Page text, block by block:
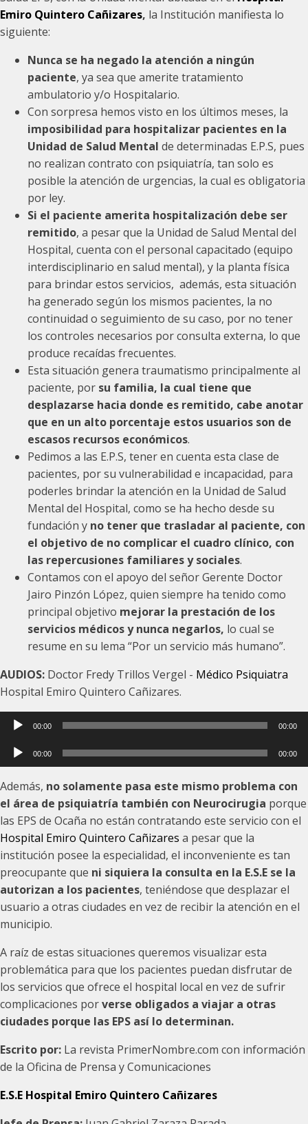
Emiro Quintero Cañizares, la Institución manifiesta lo
siguiente:
Nunca se ha negado la atención a ningún
paciente, ya sea que amerite tratamiento
ambulatorio y/o Hospitalario.
Con sorpresa hemos visto en los últimos meses, la
imposibilidad para hospitalizar pacientes en la
Unidad de Salud Mental de determinadas E.P.S, pues
no realizan contrato con psiquiatría, tan solo es
posible la atención de urgencias, la cual es obligatoria
por ley.
Si el paciente amerita hospitalización debe ser
remitido, a pesar que la Unidad de Salud Mental del
Hospital, cuenta con el personal capacitado (equipo
interdisciplinario en salud mental), y la planta física
para brindar estos servicios, además, esta situación
ha generado según los mismos pacientes, la no
continuidad o seguimiento de su caso, por no tener
los controles necesarios por consulta externa, lo que
produce recaídas frecuentes.
Esta situación genera traumatismo principalmente al
paciente, por su familia, la cual tiene que
desplazarse hacia donde es remitido, cabe anotar
que en un alto porcentaje estos usuarios son de
escasos recursos económicos.
Pedimos a las E.P.S, tener en cuenta esta clase de
pacientes, por su vulnerabilidad e incapacidad, para
poderles brindar la atención en la Unidad de Salud
Mental del Hospital, como se ha hecho desde su
fundación y no tener que trasladar al paciente, con
el objetivo de no complicar el cuadro clínico, con
las repercusiones familiares y sociales.
Contamos con el apoyo del señor Gerente Doctor
Jairo Pinzón López, quien siempre ha tenido como
principal objetivo mejorar la prestación de los
servicios médicos y nunca negarlos, lo cual se
resume en su lema “Por un servicio más humano”.
AUDIOS: Doctor Fredy Trillos Vergel - Médico Psiquiatra
Hospital Emiro Quintero Cañizares.
Reproductor
audio
00:00 00:00
Reproductor
de
audio
00:00 00:00
Además, no solamente pasa este mismo problema con
el área de psiquiatría también con Neurocirugia porque
las EPS de Ocaña no están contratando este servicio con el
Hospital Emiro Quintero Cañizares a pesar que la
institución posee la especialidad, el inconveniente es tan
preocupante que ni siquiera la consulta en la E.S.E se la
autorizan a los pacientes, teniéndose que desplazar el
usuario a otras ciudades en vez de recibir la atención en el
municipio.
A raíz de estas situaciones queremos visualizar esta
problemática para que los pacientes puedan disfrutar de
los servicios que ofrece el hospital local en vez de sufrir
complicaciones porverse obligados a viajar a otras
ciudades porque las EPS así lo determinan.
Escrito por: La revista PrimerNombre.com con información
de la Oficina de Prensa y Comunicaciones
E.S.E Hospital Emiro Quintero Cañizares